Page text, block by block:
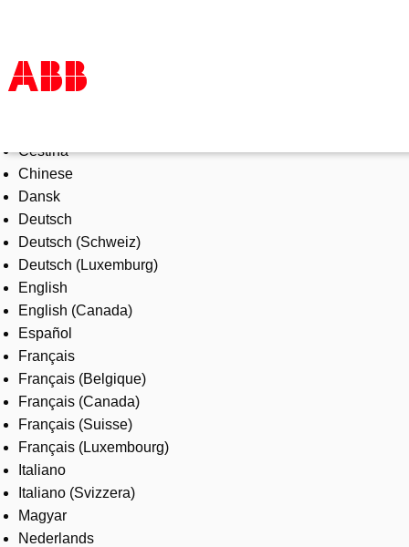
Products & Solutions
Industries
Services
About us
Where to buy
Contact us
Careers
Čeština
Chinese
Dansk
Deutsch
Deutsch (Schweiz)
Deutsch (Luxemburg)
English
English (Canada)
Español
Français
Français (Belgique)
Français (Canada)
Français (Suisse)
Français (Luxembourg)
Italiano
Italiano (Svizzera)
Magyar
Nederlands